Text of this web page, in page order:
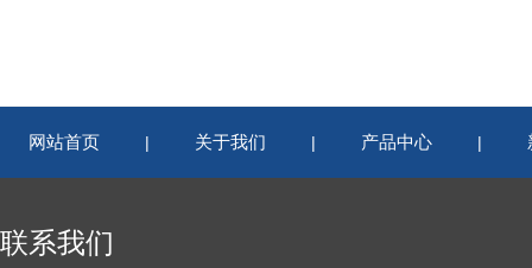
网站首页 | 关于我们 | 产品中心 |
联系我们